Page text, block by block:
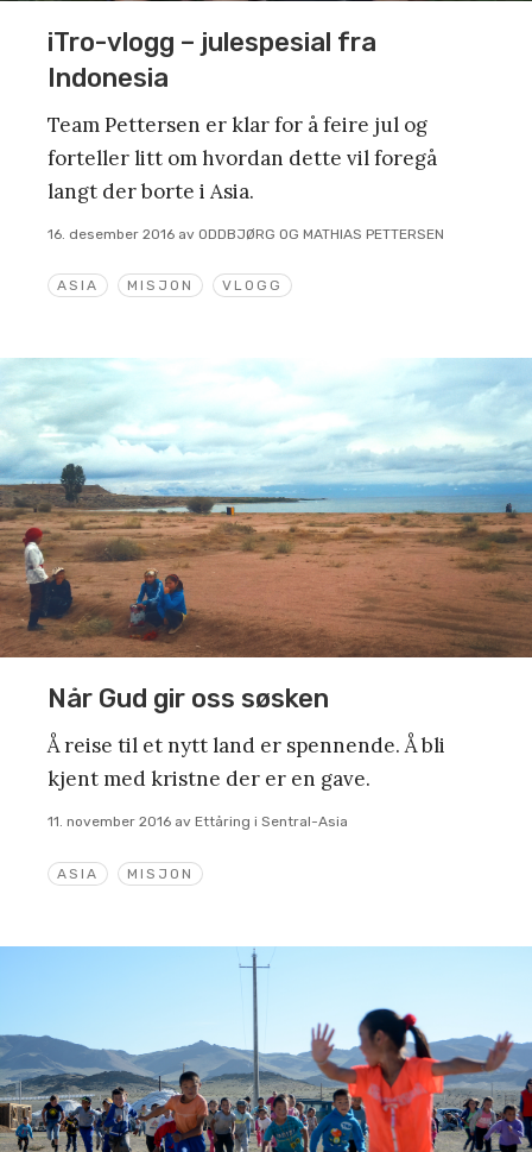
ASIA MISJON VLOGG
iTro-vlogg – julespesial fra
Indonesia
Team Pettersen er klar for å feire jul og
forteller litt om hvordan dette vil foregå
langt der borte i Asia.
16. desember 2016 av ODDBJØRG OG MATHIAS PETTERSEN
ASIA MISJON
Når Gud gir oss søsken
Å reise til et nytt land er spennende. Å bli
kjent med kristne der er en gave.
11. november 2016 av Ettåring i Sentral-Asia